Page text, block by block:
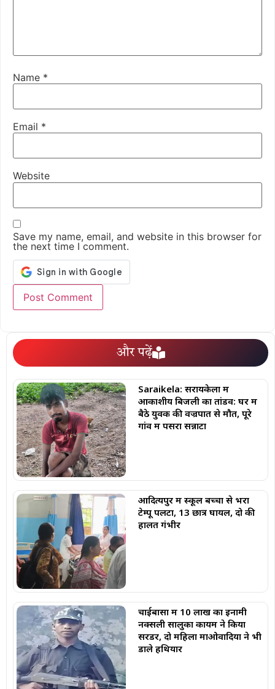
Name *
Email *
Website
Save my name, email, and website in this browser for
the next time I comment.
और पढ़ें
Saraikela: सरायकेला में
आकाशीय बिजली का तांडव: घर में
बैठे युवक की वज्रपात से मौत, पूरे
गांव में पसरा सन्नाटा
आदित्यपुर में स्कूल बच्चों से भरा
टेम्पू पलटा, 13 छात्र घायल, दो की
हालत गंभीर
चाईबासा में 10 लाख का इनामी
नक्सली सालुका कायम ने किया
सरेंडर, दो महिला माओवादियों ने भी
डाले हथियार